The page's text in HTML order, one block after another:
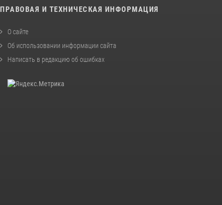
ПРАВОВАЯ И ТЕХНИЧЕСКАЯ ИНФОРМАЦИЯ
О сайте
Об использовании информации сайта
Написать в редакцию об ошибках